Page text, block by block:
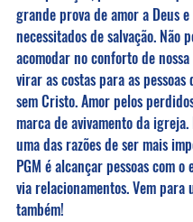
grande prova de amor a Deus e
necessitados de salvação. Não
acomodar no conforto de
virar as costas para as pessoas
sem Cristo. Amor pelos
marca de avivamento da
uma das razões de ser mais
PGM é alcançar pessoas com o
via relacionamentos. Vem para
também!